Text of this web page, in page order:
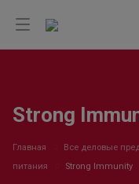
Strong
Главная Все деловые
питания
Strong Immunity